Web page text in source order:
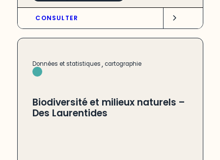
CONSULTER
Données et statistiques, cartographie
Biodiversité et milieux naturels –
Des Laurentides